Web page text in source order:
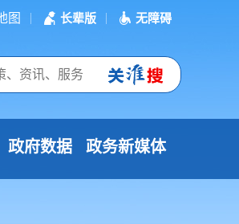
图 长辈版 无障碍
政府数据 政务新媒体